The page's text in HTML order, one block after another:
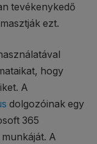
tevékenykedő
ezt.
hogy
A
dolgozóinak egy
365
A